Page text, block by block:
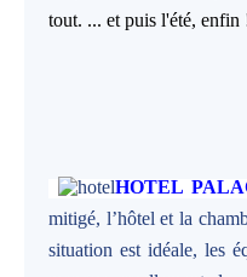
tout. ... et puis l'été, enfin
HOTEL
mitigé, l’hôtel et la
situation est idéale, les